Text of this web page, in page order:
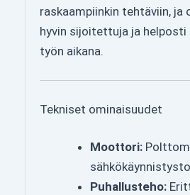
raskaampiinkin tehtäviin, ja
hyvin sijoitettuja ja
työn aikana.
Tekniset ominaisuudet
Moottori:
Puhallusteho: